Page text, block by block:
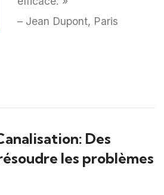
– Jean Dupont, Paris
Des
les problèmes